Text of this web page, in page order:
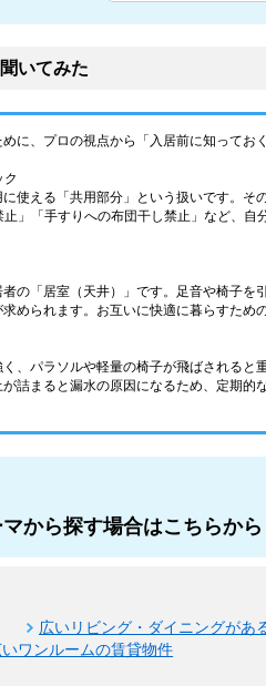
いてみた
に、プロの視点から「入居前に知ってお
ク
使える「共用部分」という扱いです。そ
止」「手すりへの布団干し禁止」など、
の「居室（天井）」です。足音や椅子
められます。お互いに快適に暮らすため
、パラソルや軽量の椅子が飛ばされると
詰まると漏水の原因になるため、定期
から探す場合はこちらから
広いリビング・ダイニングがあ
いワンルームの賃貸物件